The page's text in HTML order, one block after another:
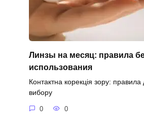
Линзы на месяц: правила
использования
Контактна корекція зору: правила
вибору
0 0